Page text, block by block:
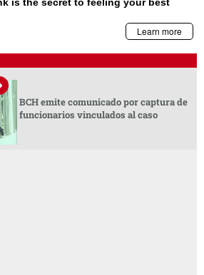
BCH emite comunicado por captura de
funcionarios vinculados al caso